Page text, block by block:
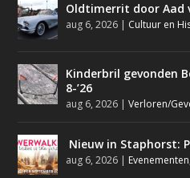
Oldtimerrit door Aad
aug 6, 2026 | Cultuur en
Kinderbril gevonden
8-’26
aug 6, 2026 |Verloren/
Nieuw in Staphorst:
aug 6, 2026 | Evenementen